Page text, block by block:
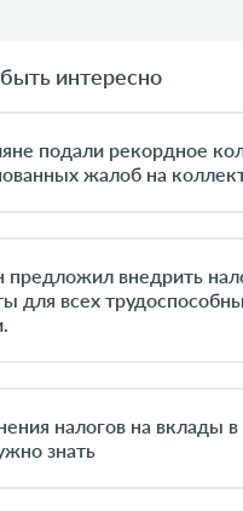
интересно
подали рекордное
жалоб на
предложил внедрить
для всех
налогов на вклады в
знать